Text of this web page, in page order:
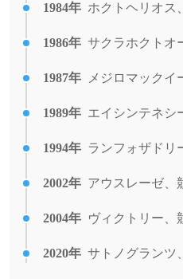
1984年 ホクトヘリオス
1986年 サクラホクトオ
1987年 メジロマックイ
1989年 エイシンテネシ
1994年 ランフォザドリ
2002年 アウスレーゼ、
2004年 ヴィクトリー、
2020年 サトノグランツ